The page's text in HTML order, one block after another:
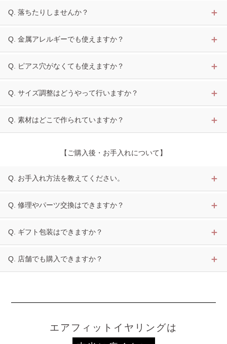
Q. 落ちたりしませんか？
Q. 金属アレルギーでも使えますか？
Q. ピアス穴がなくても使えますか？
Q. サイズ調整はどうやって行いますか？
Q. 素材はどこで作られていますか？
【ご購入後・お手入れについて】
Q. お手入れ方法を教えてください。
Q. 修理やパーツ交換はできますか？
Q. ギフト包装はできますか？
Q. 店舗でも購入できますか？
エアフィットイヤリングは